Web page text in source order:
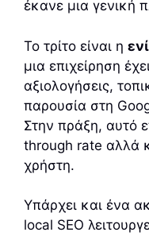
έκανε μια γενική
Το τρίτο είναι η
μια επιχείρηση
αξιολογήσεις,
παρουσία στη
Στην πράξη, αυτό
through rate αλλά
χρήστη.
Υπάρχει και ένα
local SEO